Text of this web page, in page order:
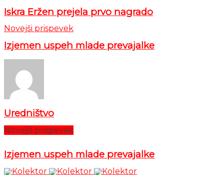
Iskra Eržen prejela prvo nagrado
Novejši prispevek
Izjemen uspeh mlade prevajalke
Uredništvo
Novejši prispevek
Izjemen uspeh mlade prevajalke